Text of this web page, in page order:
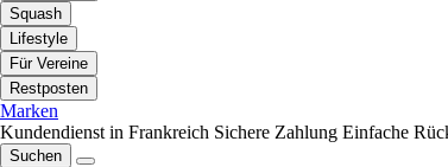
Squash
Lifestyle
Für Vereine
Restposten
Marken
Kundendienst in Frankreich Sichere Zahlung Einfache
Suchen